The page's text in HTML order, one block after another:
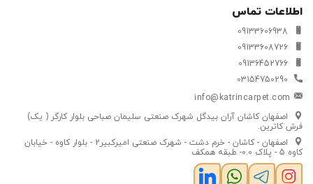
اطلاعات تماس
09133606938
09133608726
09136452766
03154750290
info@katrincarpet.com
اصفهان کاشان آران بیدگل شهرک صنعتی سلیمان صباحی بلوار کارگر ( یک)
فرش کاترین.
اصفهان - کاشان - خرم دشت - شهرک صنعتی امیرکبیر2 - بلوار کاوه - خیابان
کاوه 5 - پلاک 0.0- طبقه همکف